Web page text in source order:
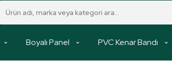
Boyalı Panel PVC Kenar Bandı